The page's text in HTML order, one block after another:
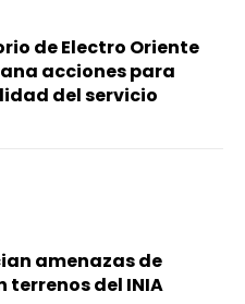
de Electro Oriente
acciones para
del servicio
amenazas de
terrenos del INIA